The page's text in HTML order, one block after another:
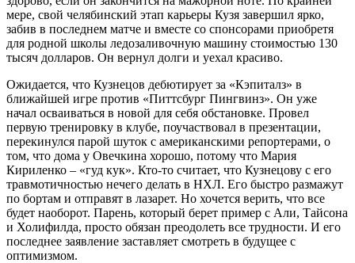
мере, свой челябинский этап карьеры Кузя завершил ярко,
забив в последнем матче и вместе со спонсорами приобретя
для родной школы ледозаливочную машину стоимостью 130
тысяч долларов. Он вернул долги и уехал красиво.
Ожидается, что Кузнецов дебютирует за «Кэпиталз» в
ближайшей игре против «Питтсбург Пингвинз». Он уже
начал осваиваться в новой для себя обстановке. Провел
первую тренировку в клубе, поучаствовал в презентации,
перекинулся парой шуток с американскими репортерами, о
том, что дома у Овечкина хорошо, потому что Мария
Кириленко – «гуд кук». Кто-то считает, что Кузнецову с его
травмотичностью нечего делать в НХЛ. Его быстро размажут
по бортам и отправят в лазарет. Но хочется верить, что все
будет наоборот. Парень, который берет пример с Али, Тайсона
и Холифилда, просто обязан преодолеть все трудности. И его
последнее заявление заставляет смотреть в будущее с
оптимизмом.